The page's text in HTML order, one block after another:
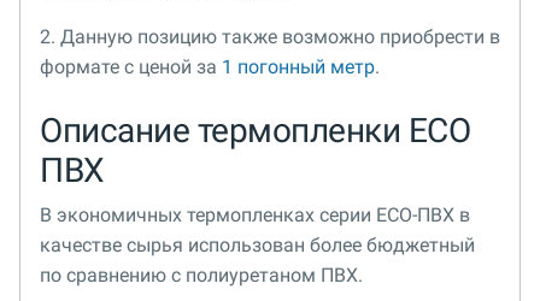
2. Данную позицию также возможно приобрести в
формате с ценой за 1 погонный метр.
Описание термопленки ECO
ПВХ
В экономичных термопленках серии ECO-ПВХ в
качестве сырья использован более бюджетный
по сравнению с полиуретаном ПВХ.